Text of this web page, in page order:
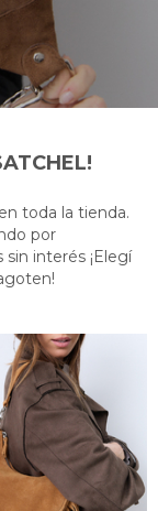
toda la tienda.
por
¡Elegí